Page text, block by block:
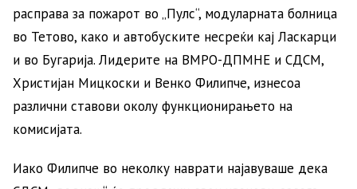
расправа за пожарот во „Пулс“, модуларната болница
во Тетово, како и автобуските несреќи кај Ласкарци
и во Бугарија. Лидерите на ВМРО-ДПМНЕ и СДСМ,
Христијан Мицкоски и Венко Филипче, изнесоа
различни ставови околу функционирањето на
комисијата.
Иако Филипче во неколку наврати најавуваше дека